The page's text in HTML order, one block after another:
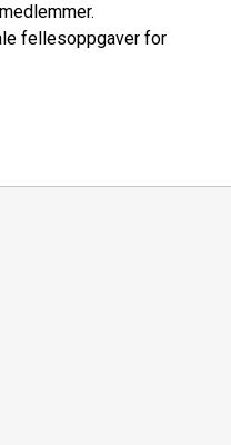
fellesoppgaver for